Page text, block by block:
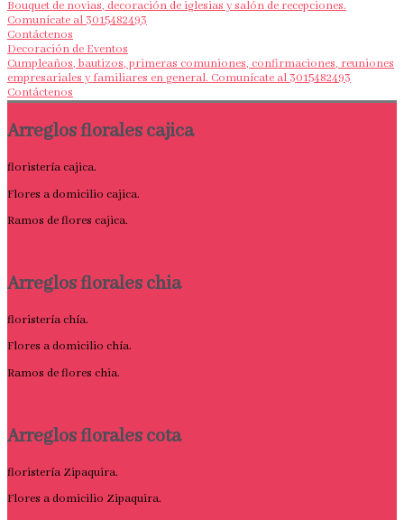
Bouquet de novias, decoración de iglesias y salón de recepciones.
Comunícate al 3015482493
Contáctenos
Decoración de Eventos
Cumpleaños, bautizos, primeras comuniones, confirmaciones, reuniones
empresariales y familiares en general. Comunícate al 3015482493
Contáctenos
Arreglos florales cajica
floristería cajica.
Flores a domicilio cajica.
Ramos de flores cajica.
Arreglos florales chia
floristería chía.
Flores a domicilio chía.
Ramos de flores chia.
Arreglos florales cota
floristería Zipaquira.
Flores a domicilio Zipaquira.